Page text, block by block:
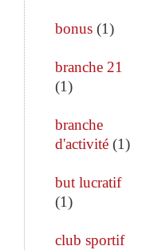
bonus (1)
branche 21
(1)
branche
d'activité (1)
but lucratif
(1)
club sportif